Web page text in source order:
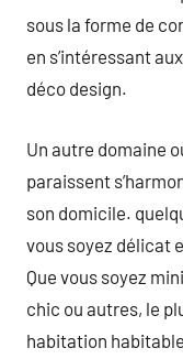
sous la forme de
en s’intéressant
déco design.
Un autre domaine
paraissent
son domicile.
vous soyez délicat
Que vous soyez
chic ou autres, le
habitation